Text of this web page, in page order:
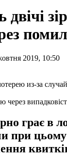
двічі
2019, 10:50
через
грає в
при